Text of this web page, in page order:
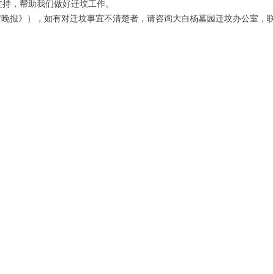
，帮助我们做好迁坟工作。
报》），如有对迁坟事宜不清楚者，请咨询大白杨墓园迁坟办公室，